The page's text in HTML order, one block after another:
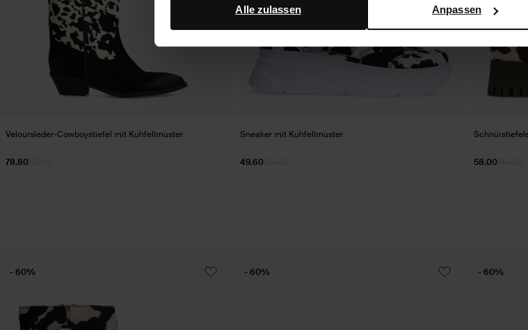
Anpassen
Alle zulassen
Veloursleder-Cowboystiefel mit Kuhfellmuster
78.80
Sneaker mit Kuhfellmuster
124.00
49.60 58.00
- 60% - 60% - 60%